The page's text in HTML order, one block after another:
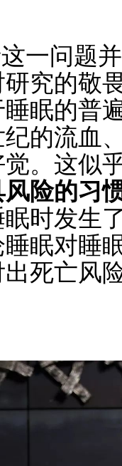
一问题
究的敬
睡眠的普
的流血
。这似
风险的习
时发生
眠对睡
死亡风